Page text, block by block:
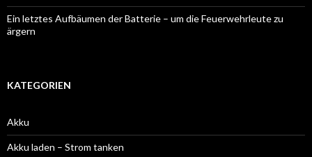
Ein letztes Aufbäumen der Batterie – um die Feuerwehrleute zu
ärgern
KATEGORIEN
Akku
Akku laden – Strom tanken